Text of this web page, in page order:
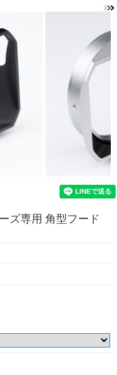
ズ専用 角型フード